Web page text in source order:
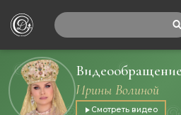
Видеообращение
Ирины Волиной
Смотреть видео